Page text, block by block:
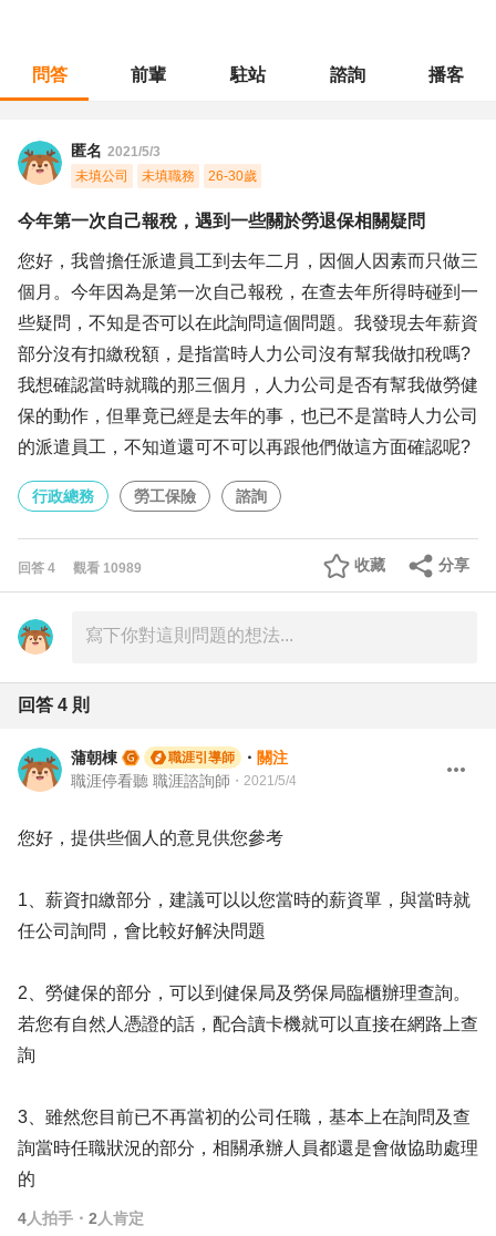
問答 前輩 駐站 諮詢 播客
匿名 2021/5/3
未填公司
未填職務 26-30歲
今年第一次自己報稅，遇到一些關於勞退保相關疑問
您好，我曾擔任派遣員工到去年二月，因個人因素而只做三
個月。今年因為是第一次自己報稅，在查去年所得時碰到一
些疑問，不知是否可以在此詢問這個問題。我發現去年薪資
部分沒有扣繳稅額，是指當時人力公司沒有幫我做扣稅嗎?
我想確認當時就職的那三個月，人力公司是否有幫我做勞健
保的動作，但畢竟已經是去年的事，也已不是當時人力公司
的派遣員工，不知道還可不可以再跟他們做這方面確認呢?
行政總務 勞工保險 諮詢
回答 4 觀看 10989 分享
收藏
回答 4 則
蒲朝棟 職涯引導師 ・ 關注
職涯停看聽 職涯諮詢師 ・ 2021/5/4
您好，提供些個人的意見供您參考
1、薪資扣繳部分，建議可以以您當時的薪資單，與當時就
任公司詢問，會比較好解決問題
2、勞健保的部分，可以到健保局及勞保局臨櫃辦理查詢。
若您有自然人憑證的話，配合讀卡機就可以直接在網路上查
詢
3、雖然您目前已不再當初的公司任職，基本上在詢問及查
詢當時任職狀況的部分，相關承辦人員都還是會做協助處理
的
4人拍手 ・ 2 人肯定